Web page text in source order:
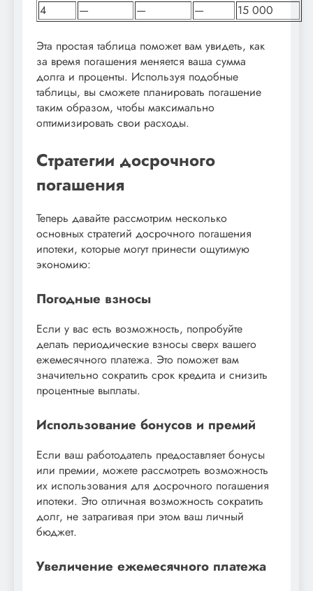
4
— — — 15 000
Эта простая таблица поможет вам увидеть, как
за время погашения меняется ваша сумма
долга и проценты. Используя подобные
таблицы, вы сможете планировать погашение
таким образом, чтобы максимально
оптимизировать свои расходы.
Стратегии досрочного
погашения
Теперь давайте рассмотрим несколько
основных стратегий досрочного погашения
ипотеки, которые могут принести ощутимую
экономию:
Погодные взносы
Если у вас есть возможность, попробуйте
делать периодические взносы сверх вашего
ежемесячного платежа. Это поможет вам
значительно сократить срок кредита и снизить
процентные выплаты.
Использование бонусов и премий
Если ваш работодатель предоставляет бонусы
или премии, можете рассмотреть возможность
их использования для досрочного погашения
ипотеки. Это отличная возможность сократить
долг, не затрагивая при этом ваш личный
бюджет.
Увеличение ежемесячного платежа